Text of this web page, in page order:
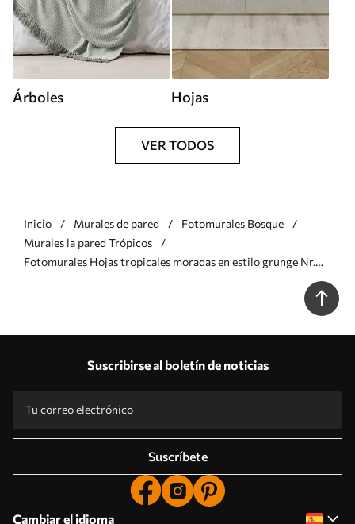
Árboles Hojas
VER TODOS
Inicio Murales de pared
Fotomurales Bosque
Murales la pared Trópicos
Fotomurales Hojas tropicales moradas en estilo grunge Nr.
Suscribirse al boletín de noticias
Suscríbete
Cambiar el idioma